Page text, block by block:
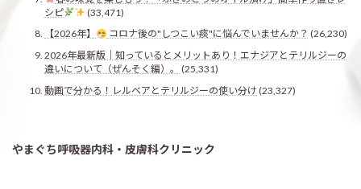
シピ
(33,471)
【2026年】
コロナ後の"しつこい痰"に悩んでいませんか？ (26,230)
2026年最新版｜知っているとメリットあり！エナジアとテリルジーの
違いについて（ぜんそく編）。
(25,331)
動画で分かる！レルベアとテリルジーの使い分け (23,327)
やまぐち呼吸器内科・皮膚科クリニック